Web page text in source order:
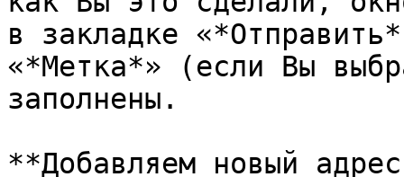
в закладке
«*Метка*» (если Вы
заполнены.
**Добавляем новый